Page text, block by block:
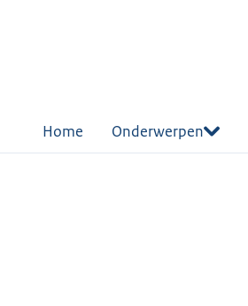
Home Onderwerpen